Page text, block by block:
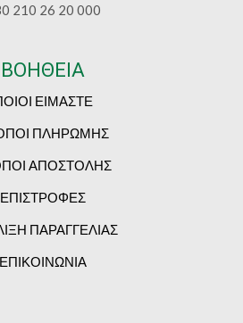
210 26 20 000
ΒΟΗΘΕΙΑ
ΕΙΜΑΣΤΕ
ΠΛΗΡΩΜΗΣ
ΑΠΟΣΤΟΛΗΣ
ΕΠΙΣΤΡΟΦΕΣ
ΠΑΡΑΓΓΕΛΙΑΣ
ΕΠΙΚΟΙΝΩΝΙΑ